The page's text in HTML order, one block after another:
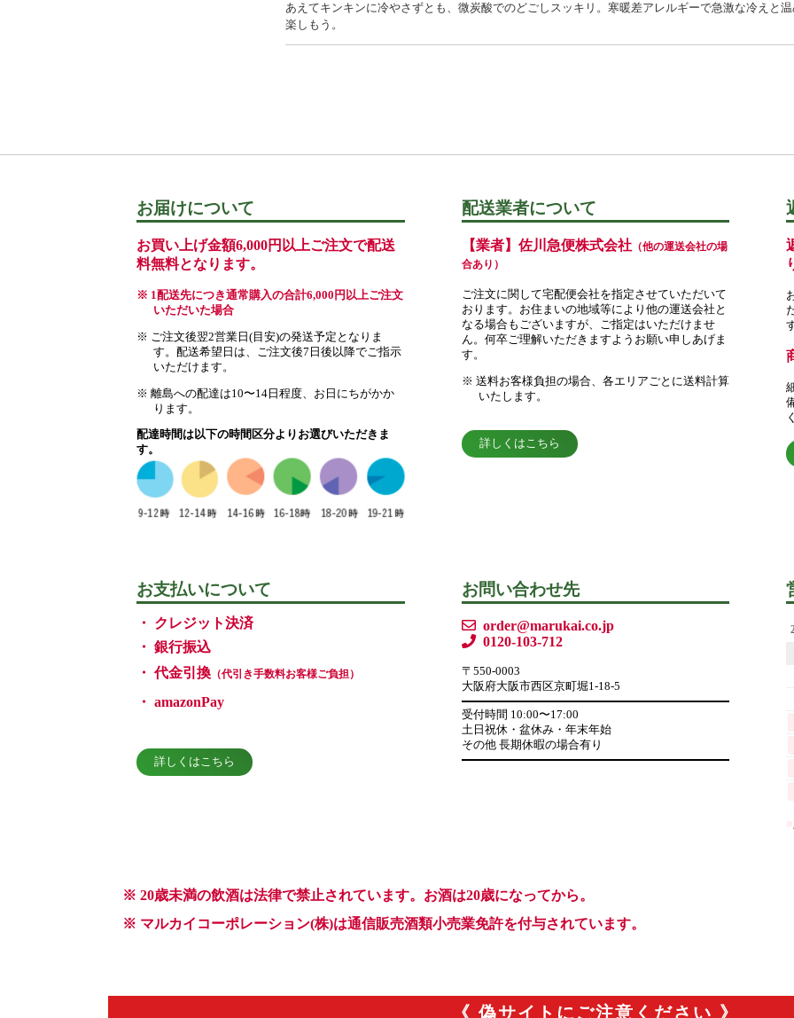
あえてキンキンに冷やさずとも、微炭酸でのどごしスッキリ。寒暖差アレルギーで急激な冷えと
楽しもう。
《 偽サイトにご注意ください 》